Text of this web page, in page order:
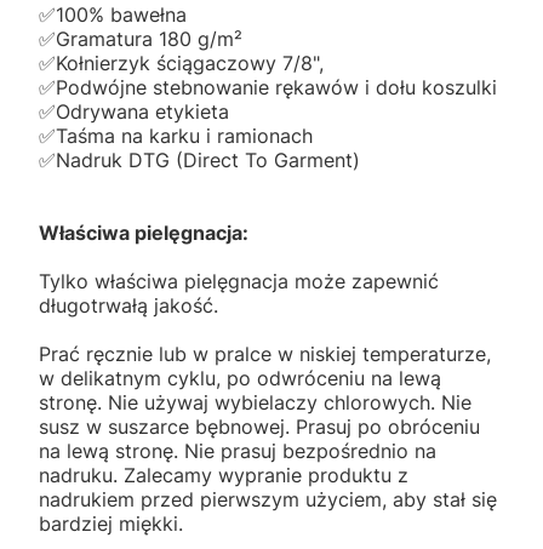
✅️100% bawełna
✅️Gramatura 180 g/m²
✅️Kołnierzyk ściągaczowy 7/8",
✅️Podwójne stebnowanie rękawów i dołu koszulki
✅️Odrywana etykieta
✅️Taśma na karku i ramionach
✅️Nadruk DTG (Direct To Garment)
Właściwa pielęgnacja:
Tylko właściwa pielęgnacja może zapewnić
długotrwałą jakość.
Prać ręcznie lub w pralce w niskiej temperaturze,
w delikatnym cyklu, po odwróceniu na lewą
stronę. Nie używaj wybielaczy chlorowych. Nie
susz w suszarce bębnowej. Prasuj po obróceniu
na lewą stronę. Nie prasuj bezpośrednio na
nadruku. Zalecamy wypranie produktu z
nadrukiem przed pierwszym użyciem, aby stał się
bardziej miękki.